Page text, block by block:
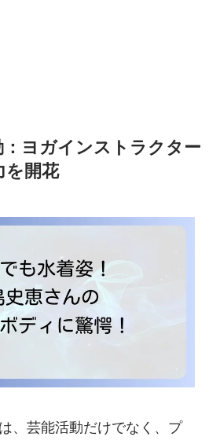
ヨガインストラクター
を開花
、芸能活動だけでなく、プ